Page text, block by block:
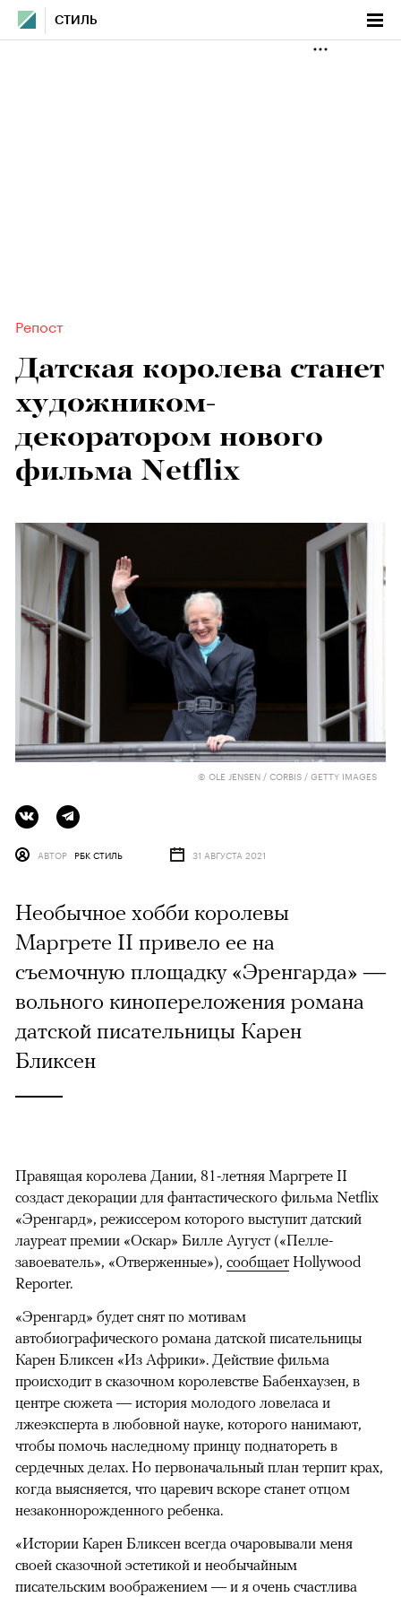
СТИЛЬ
Репост
Датская королева станет
художником-
декоратором нового
фильма Netflix
© OLE JENSEN / CORBIS / GETTY IMAGES
АВТОР РБК СТИЛЬ 31 АВГУСТА 2021
Необычное хобби королевы
Маргрете II привело ее на
съемочную площадку «Эренгарда» —
вольного кинопереложения романа
датской писательницы Карен
Бликсен
Правящая королева Дании, 81-летняя Маргрете II
создаст декорации для фантастического фильма Netflix
«Эренгард», режиссером которого выступит датский
лауреат премии «Оскар» Билле Аугуст («Пелле-
завоеватель», «Отверженные»), сообщает Hollywood
Reporter.
«Эренгард» будет снят по мотивам
автобиографического романа датской писательницы
Карен Бликсен «Из Африки». Действие фильма
происходит в сказочном королевстве Бабенхаузен, в
центре сюжета — история молодого ловеласа и
лжеэксперта в любовной науке, которого нанимают,
чтобы помочь наследному принцу поднатореть в
сердечных делах. Но первоначальный план терпит крах,
когда выясняется, что царевич вскоре станет отцом
незаконнорожденного ребенка.
«Истории Карен Бликсен всегда очаровывали меня
своей сказочной эстетикой и необычайным
писательским воображением — и я очень счастлива